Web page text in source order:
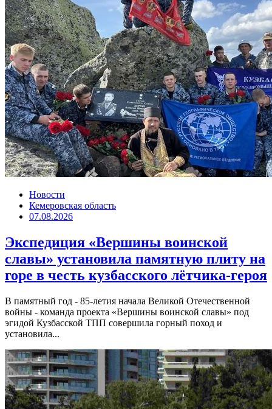
Новости
Кемеровская область
07.08.2026
Экспедиция «Вершины воинской
славы» установила памятную плиту на
горе в честь кузбасского лётчика-героя
В памятный год - 85-летия начала Великой Отечественной
войны - команда проекта «Вершины воинской славы» под
эгидой Кузбасской ТПП совершила горный поход и
установила...